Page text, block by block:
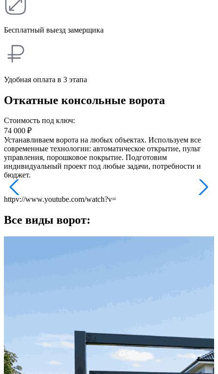
Бесплатный выезд замерщика
Удобная оплата в 3 этапа
Откатные консольные ворота
Стоимость под ключ:
74 000 ₽
Устанавливаем ворота на любых объектах. Используем все
современные технологии: автоматическое открытие, пульт
управления, порошковое покрытие. Подготовим
индивидуальный проект под любые задачи, потребности и
бюджет.
httpv://www.youtube.com/watch?v=
Все виды ворот: